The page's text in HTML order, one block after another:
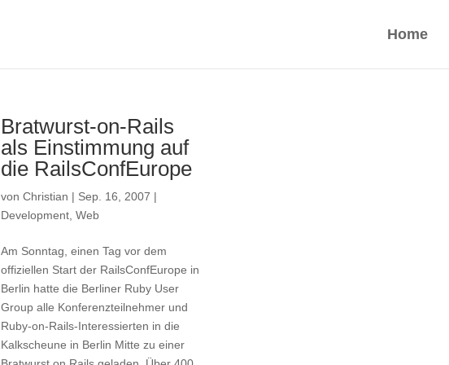
Home
Bratwurst-on-Rails
als Einstimmung auf
die RailsConfEurope
von Christian | Sep. 16, 2007 |
Development, Web
Am Sonntag, einen Tag vor dem
offiziellen Start der RailsConfEurope in
Berlin hatte die Berliner Ruby User
Group alle Konferenzteilnehmer und
Ruby-on-Rails-Interessierten in die
Kalkscheune in Berlin Mitte zu einer